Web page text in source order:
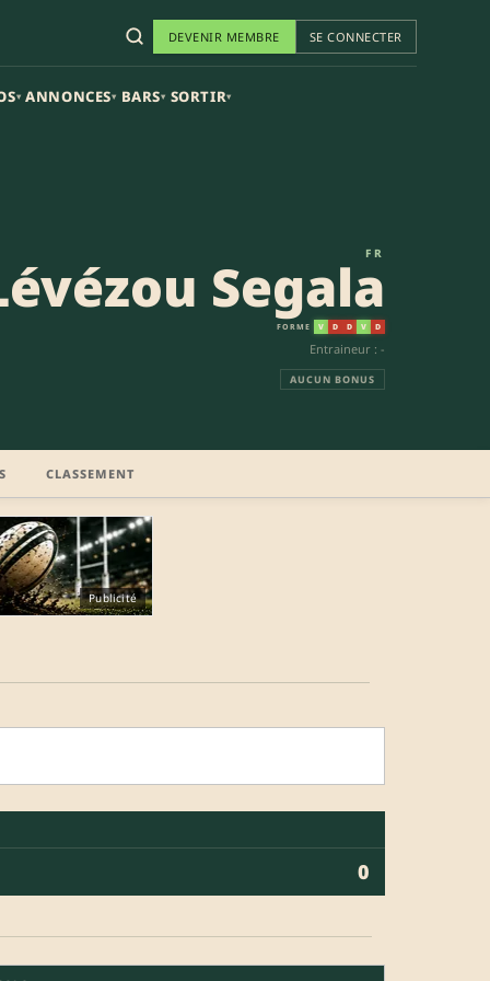
DEVENIR MEMBRE SE CONNECTER
▾ ANNONCES▾ BARS▾ SORTIR▾
FR
Segala
FORME V D D V D
Entraineur : -
AUCUN BONUS
CLASSEMENT
Publicité
0